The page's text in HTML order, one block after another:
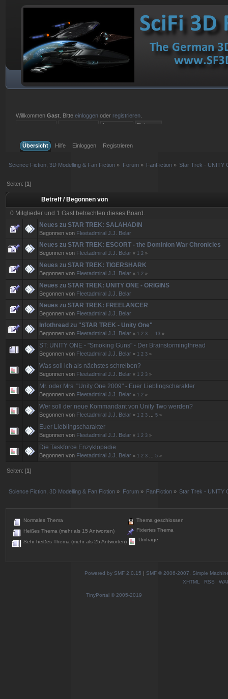
WillkommenGast . Bitteeinloggen oder registrieren
Übersicht
Hilfe Einloggen Registrieren
Science Fiction, 3D Modelling & Fan Fiction » Forum» FanFiction » Star Trek - UNITY
Seiten: [1]
Betreff / Begonnen von
0 Mitglieder und 1 Gast betrachten dieses Board.
Neues zu STAR TREK: SALAHADIN
Begonnen von Fleetadmiral J.J. Belar
Neues zu STAR TREK: ESCORT - the Dominion War Chronicles
Begonnen von Fleetadmiral J.J. Belar « 1 2 »
Neues zu STAR TREK: TIGERSHARK
Begonnen von Fleetadmiral J.J. Belar « 1 2 »
Neues zu STAR TREK: UNITY ONE - ORIGINS
Begonnen von Fleetadmiral J.J. Belar
Neues zu STAR TREK: FREELANCER
Begonnen von Fleetadmiral J.J. Belar
Infothread zu "STAR TREK - Unity One"
Begonnen von Fleetadmiral J.J. Belar « 1 2 3 ... 13 »
ST: UNITY ONE - "Smoking Guns" - Der Brainstormingthread
Begonnen von Fleetadmiral J.J. Belar « 1 2 3 »
Was soll ich als nächstes schreiben?
Begonnen von Fleetadmiral J.J. Belar « 1 2 3 »
Mr. oder Mrs. "Unity One 2009" - Euer Lieblingscharakter
Begonnen von Fleetadmiral J.J. Belar « 1 2 »
Wer soll der neue Kommandant von Unity Two werden?
Begonnen von Fleetadmiral J.J. Belar « 1 2 3 ...5 »
Euer Lieblingscharakter
Begonnen von Fleetadmiral J.J. Belar « 1 2 3 »
Die Taskforce Enzyklopädie
Begonnen von Fleetadmiral J.J. Belar « 1 2 3 ...5 »
Seiten: [1]
Science Fiction, 3D Modelling & Fan Fiction » Forum» FanFiction » Star Trek - UNITY
Normales Thema
Heißes Thema (mehr als 15 Antworten)
Sehr heißes Thema (mehr als 25 Antworten)
Thema geschlossen
Fixiertes Thema
Umfrage
Powered by SMF 2.0.15 | SMF © 2006-2007, Simple
XHTML
RSS
TinyPortal © 2005-2019